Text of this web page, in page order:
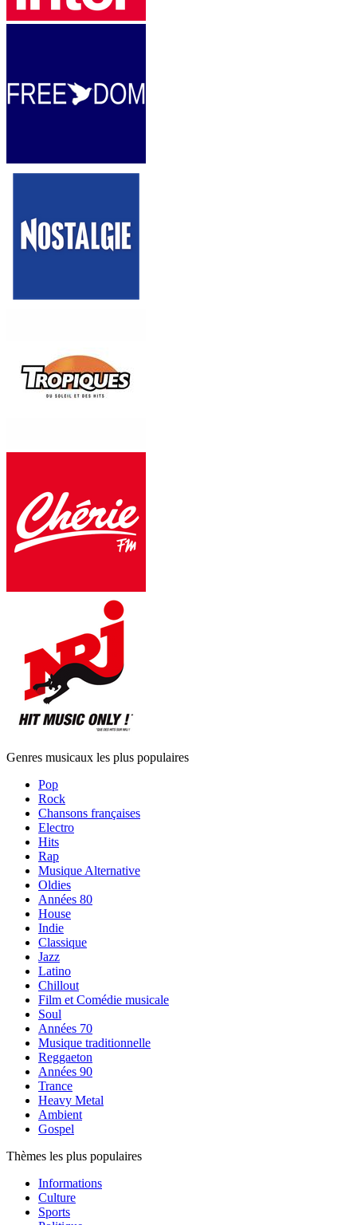
Genres musicaux les plus populaires
Pop
Rock
Chansons françaises
Electro
Hits
Rap
Musique Alternative
Oldies
Années 80
House
Indie
Classique
Jazz
Latino
Chillout
Film et Comédie musicale
Soul
Années 70
Musique traditionnelle
Reggaeton
Années 90
Trance
Heavy Metal
Ambient
Gospel
Thèmes les plus populaires
Informations
Culture
Sports